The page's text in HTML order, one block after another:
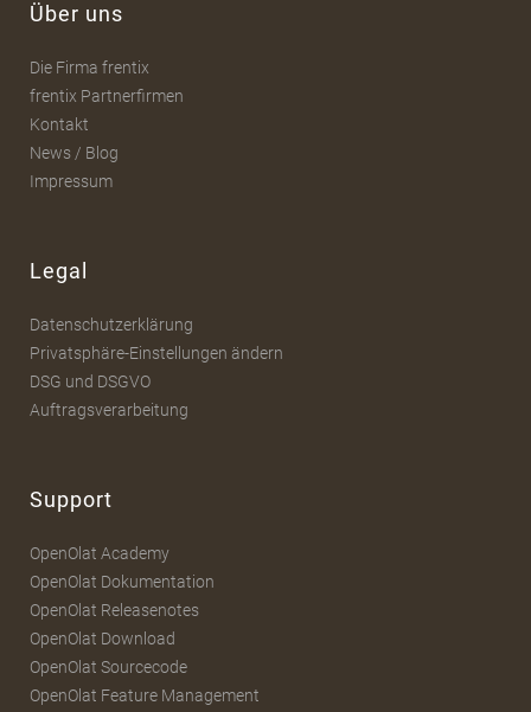
Über uns
Die Firma frentix
frentix Partnerfirmen
Kontakt
News / Blog
Impressum
Legal
Datenschutzerklärung
Privatsphäre-Einstellungen ändern
DSG und DSGVO
Auftragsverarbeitung
Support
OpenOlat Academy
OpenOlat Dokumentation
OpenOlat Releasenotes
OpenOlat Download
OpenOlat Sourcecode
OpenOlat Feature Management